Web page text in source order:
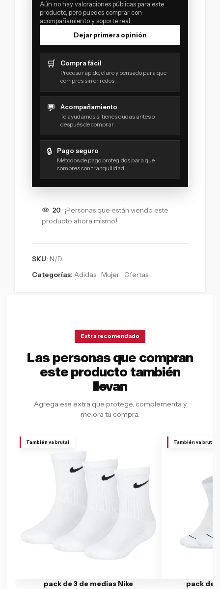
Aún no hay valoraciones públicas para este
producto, pero puedes comprar con
acompañamiento y soporte real.
Dejar primera opinión
🛒 Compra fácil
Proceso rápido, claro y pensado para que
compres sin enredos.
💬 Acompañamiento
Te ayudamos si tienes dudas antes o
después de comprar.
🔒 Pago seguro
Métodos de pago protegidos para que
compres con tranquilidad.
20 ¡Personas que están viendo este
producto ahora mismo!
SKU: N/D
Categorías: Adidas, Mujer, Ofertas
Extra recomendado
Las personas que compran
este producto también
llevan
Agrega ese extra que protege, complementa y
mejora tu compra.
También va brutal
pack de 3 de medias Nike
También va brutal
pack de